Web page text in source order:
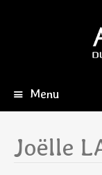
Menu
principal
Joëlle